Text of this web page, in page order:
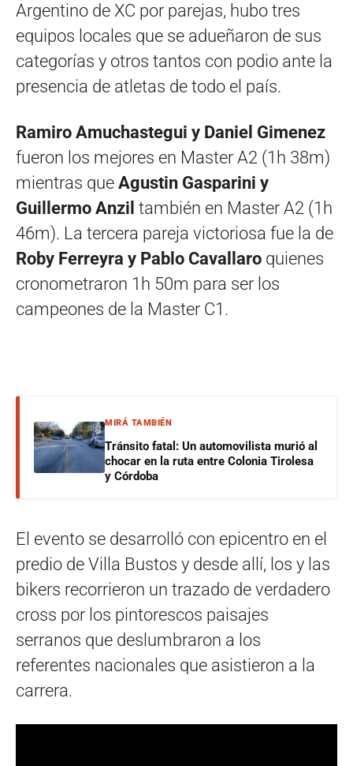
Argentino de XC por parejas, hubo tres
equipos locales que se adueñaron de sus
categorías y otros tantos con podio ante la
presencia de atletas de todo el país.
Ramiro Amuchastegui y Daniel Gimenez
fueron los mejores en Master A2 (1h 38m)
mientras que Agustin Gasparini y
Guillermo Anzil también en Master A2 (1h
46m). La tercera pareja victoriosa fue la de
Roby Ferreyra y Pablo Cavallaro quienes
cronometraron 1h 50m para ser los
campeones de la Master C1.
MIRÁ TAMBIÉN
Tránsito fatal: Un automovilista murió al
chocar en la ruta entre Colonia Tirolesa
y Córdoba
El evento se desarrolló con epicentro en el
predio de Villa Bustos y desde allí, los y las
bikers recorrieron un trazado de verdadero
cross por los pintorescos paisajes
serranos que deslumbraron a los
referentes nacionales que asistieron a la
carrera.